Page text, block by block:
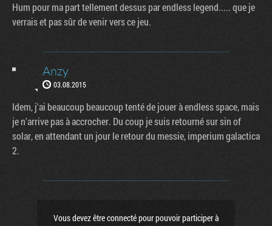
Hum pour ma part tellement dessus par endless legend..... que je
verrais et pas sûr de venir vers ce jeu.
Anzy
03.08.2015
Idem, j'ai beaucoup beaucoup tenté de jouer à endless space, mais
je n'arrive pas à accrocher. Du coup je suis retourné sur sin of
solar, en attendant un jour le retour du messie, imperium galactica
2.
Vous devez être connecté pour pouvoir participer à